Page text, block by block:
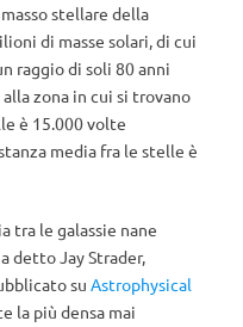
stellare della
di masse solari, di cui
raggio di soli 80 anni
zona in cui si trovano
è 15.000 volte
media fra le stelle è
tra le galassie nane
detto Jay Strader,
su Astrophysical
la più densa mai